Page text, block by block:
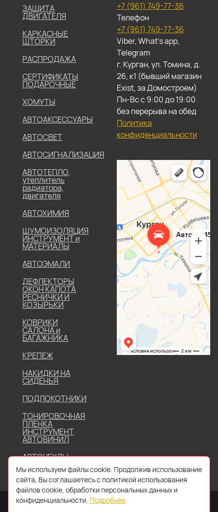
ЗАЩИТА
ДВИГАТЕЛЯ
КАРКАСНЫЕ
ШТОРКИ
РАСПРОДАЖА
СЕРТИФИКАТЫ
ПОДАРОЧНЫЕ
ХОМУТЫ
АВТОАКСЕССУАРЫ
АВТОСВЕТ
АВТОСИГНАЛИЗАЦИЯ
АВТОТЕПЛО,
утеплитель
радиатора,
двигателя
АВТОХИМИЯ
ШУМОИЗОЛЯЦИЯ
ИНСТРУМЕНТ и
МАТЕРИАЛЫ
АВТОЭМАЛИ
ДЕФЛЕКТОРЫ
ОКОН КАПОТА
РЕСНИЧКИ И
КОЗЫРЬКИ
КОВРИКИ
САЛОНА и
БАГАЖНИКА
КРЕПЕЖ
НАКИДКИ НА
СИДЕНЬЯ
ПОДЛОКОТНИКИ
ТОНИРОВОЧНАЯ
ПЛЕНКА
ИНСТРУМЕНТ
АВТОВИНИЛ
АВТОЧЕХЛЫ
+7 (961) 749-77-36
Телефон
+7 (961) 749-77-36
Viber, What's app,
Telegram
г. Курган, ул. Томина, д.
26, к1 (бывший магазин
Exist, за Домостроем)
Пн-Вс с 9:00 до 19:00
без перерыва на обед
Политика
конфиденциальности
Мы используем файлы cookie. Продолжив использование
сайта, Вы соглашаетесь с политикой использования
файлов cookie, обработки персональных данных и
конфиденциальности. Подробнее